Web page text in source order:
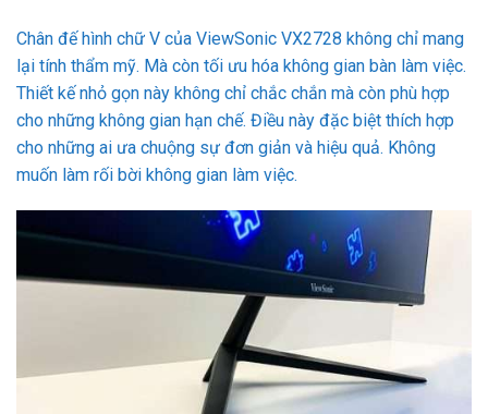
Chân đế hình chữ V của ViewSonic VX2728 không chỉ mang
lại tính thẩm mỹ. Mà còn tối ưu hóa không gian bàn làm việc.
Thiết kế nhỏ gọn này không chỉ chắc chắn mà còn phù hợp
cho những không gian hạn chế. Điều này đặc biệt thích hợp
cho những ai ưa chuộng sự đơn giản và hiệu quả. Không
muốn làm rối bời không gian làm việc.